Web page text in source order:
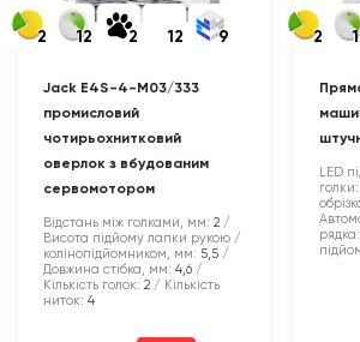
2 12 2 12 9
Jack E4S-4-M03/333
промисловий
чотирьохнитковий
оверлок з вбудованим
сервомотором
Відстань між голками, мм: 2
Висота підйому лапки рукою /
колінопідйомником, мм: 5,5
Довжина стібка, мм: 4,6
Кількість голок: 2
Кількість
ниток: 4
2
LED
голки:
рядка: